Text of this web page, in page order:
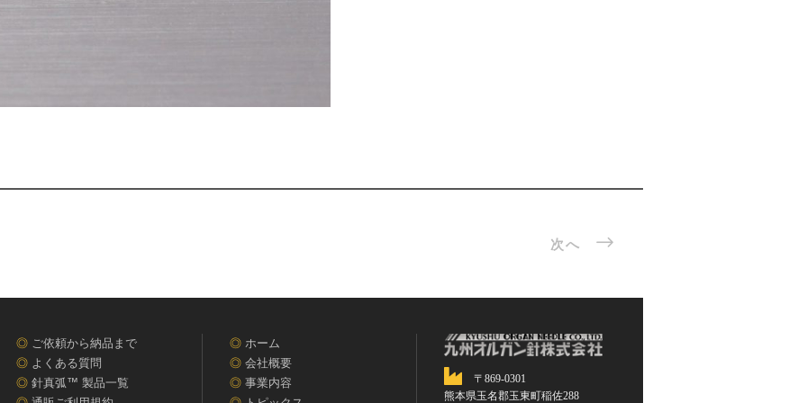
次へ
◎ ご依頼から納品まで
◎ よくある質問
◎ 針真弧™ 製品一覧
◎ ホーム
◎ 会社概要
◎ 事業内容
〒869-0301
熊本県玉名郡玉東町稲佐288